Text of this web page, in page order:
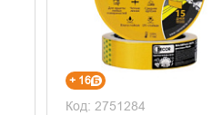
+ 16
Код: 2751284